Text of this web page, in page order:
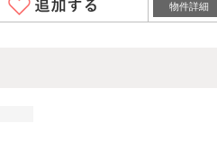
物件詳細